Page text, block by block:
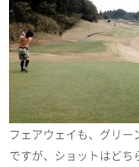
フェアウェイも、グリ
ですが、ショットはど